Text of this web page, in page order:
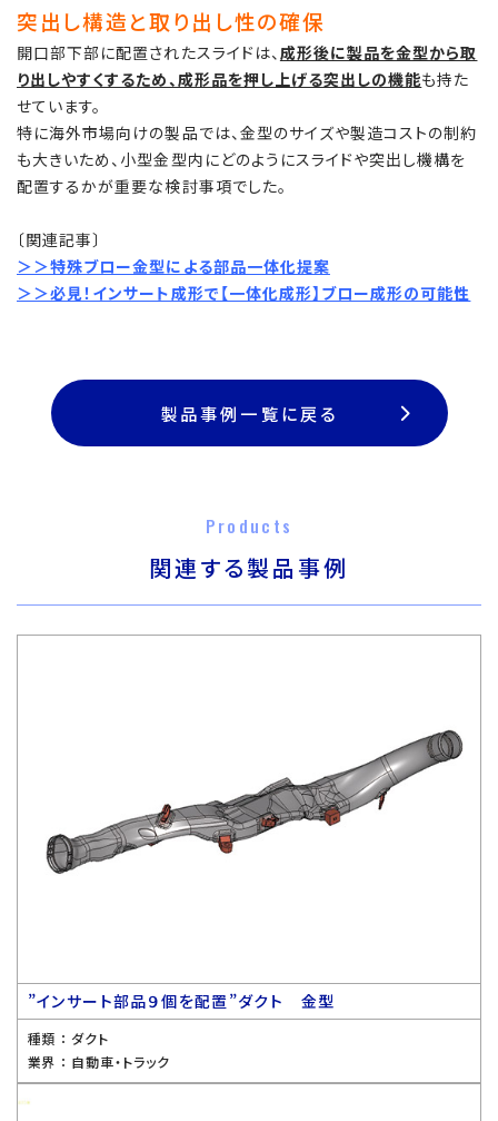
突出し構造と取り出し性の確保
開口部下部に配置されたスライドは、 成形後に製品を金型から取
り出しやすくするため、成形品を押し上げる突出しの機能も持た
せています。
特に海外市場向けの製品では、金型のサイズや製造コストの制約
も大きいため、小型金型内にどのようにスライドや突出し機構を
配置するかが重要な検討事項でした。
〔関連記事〕
＞＞特殊ブロー金型による部品一体化提案
＞＞必見！インサート成形で【一体化成形】ブロー成形の可能性
製品事例一覧に戻る
Products
関連する製品事例
”インサート部品９個を配置”ダクト 金型
種類 ： ダクト
業界 ： 自動車・トラック